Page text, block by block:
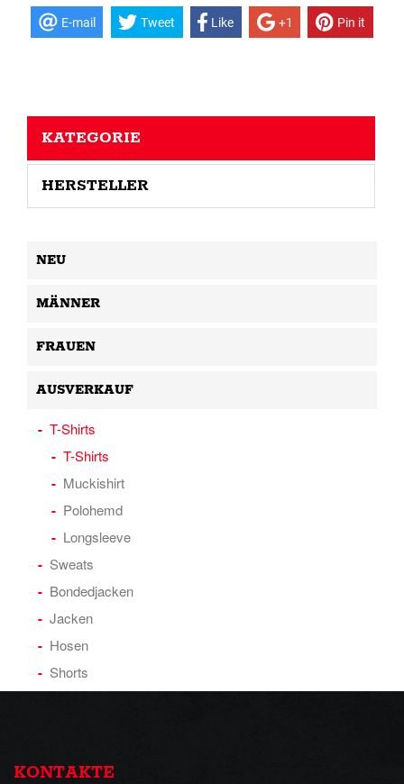
E-mail Tweet Like +1 Pin it
KATEGORIE
HERSTELLER
NEU
MÄNNER
FRAUEN
AUSVERKAUF
T-Shirts
T-Shirts
Muckishirt
Polohemd
Longsleeve
Sweats
Bondedjacken
Jacken
Hosen
Shorts
KONTAKTE